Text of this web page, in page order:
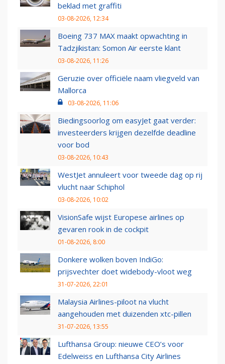
beklad met graffiti
03-08-2026, 12:34
Boeing 737 MAX maakt opwachting in
Tadzjikistan: Somon Air eerste klant
03-08-2026, 11:26
Geruzie over officiële naam vliegveld van
Mallorca
03-08-2026, 11:06
Biedingsoorlog om easyJet gaat verder:
investeerders krijgen dezelfde deadline
voor bod
03-08-2026, 10:43
WestJet annuleert voor tweede dag op rij
vlucht naar Schiphol
03-08-2026, 10:02
VisionSafe wijst Europese airlines op
gevaren rook in de cockpit
01-08-2026, 8:00
Donkere wolken boven IndiGo:
prijsvechter doet widebody-vloot weg
31-07-2026, 22:01
Malaysia Airlines-piloot na vlucht
aangehouden met duizenden xtc-pillen
31-07-2026, 13:55
Lufthansa Group: nieuwe CEO’s voor
Edelweiss en Lufthansa City Airlines